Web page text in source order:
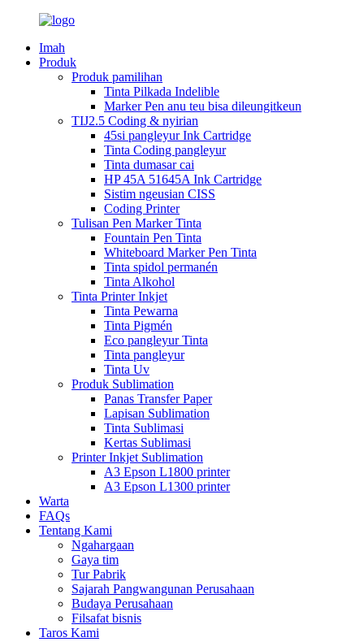
Imah
Produk
Produk pamilihan
Tinta Pilkada Indelible
Marker Pen anu teu bisa dileungitkeun
TIJ2.5 Coding & nyirian
45si pangleyur Ink Cartridge
Tinta Coding pangleyur
Tinta dumasar cai
HP 45A 51645A Ink Cartridge
Sistim ngeusian CISS
Coding Printer
Tulisan Pen Marker Tinta
Fountain Pen Tinta
Whiteboard Marker Pen Tinta
Tinta spidol permanén
Tinta Alkohol
Tinta Printer Inkjet
Tinta Pewarna
Tinta Pigmén
Eco pangleyur Tinta
Tinta pangleyur
Tinta Uv
Produk Sublimation
Panas Transfer Paper
Lapisan Sublimation
Tinta Sublimasi
Kertas Sublimasi
Printer Inkjet Sublimation
A3 Epson L1800 printer
A3 Epson L1300 printer
Warta
FAQs
Tentang Kami
Ngahargaan
Gaya tim
Tur Pabrik
Sajarah Pangwangunan Perusahaan
Budaya Perusahaan
Filsafat bisnis
Taros Kami